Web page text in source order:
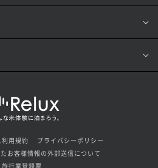
用規約
プライバシーポリシー
お客様情報の外部送信について
旅行業登録票